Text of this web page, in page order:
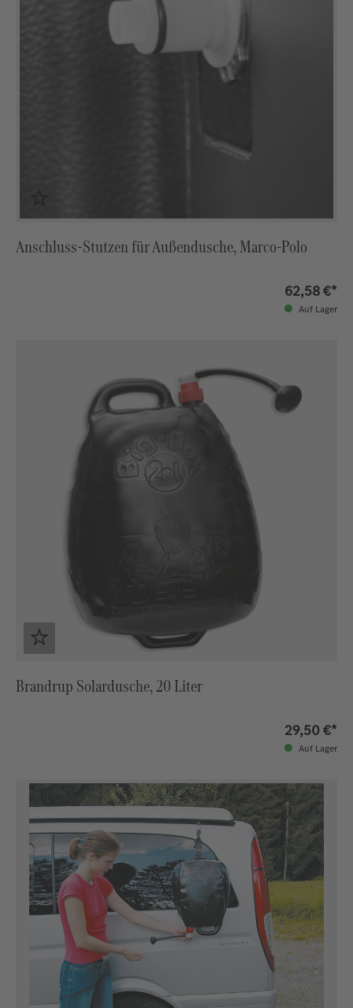
Anschluss-Stutzen für Außendusche, Marco-Polo
62,58 €*
Auf Lager
Brandrup Solardusche, 20 Liter
29,50 €*
Auf Lager